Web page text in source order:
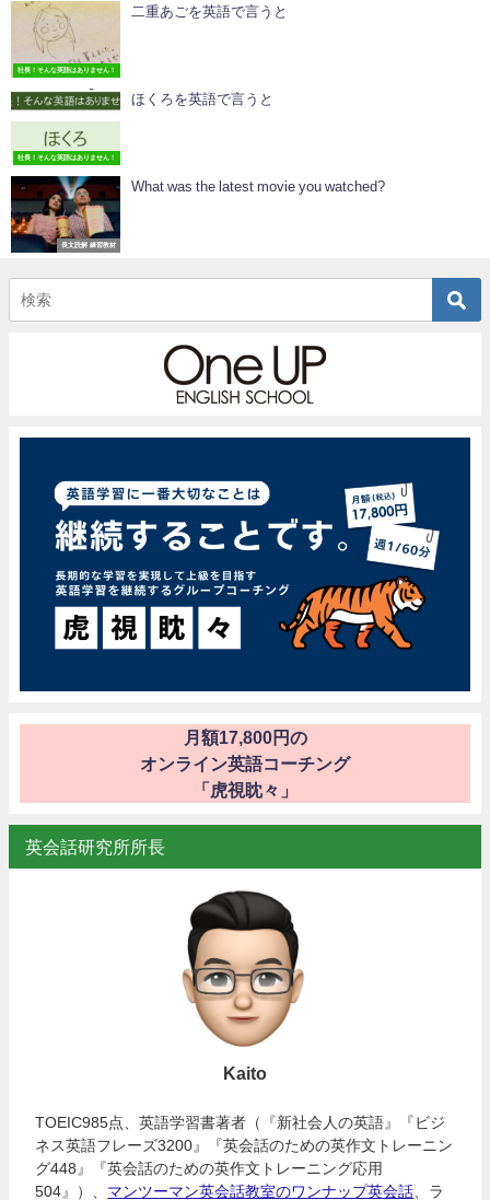
社長！そんな英語はありません！
二重あごを英語で言うと
社長！そんな英語はありません！
ほくろを英語で言うと
長文読解 練習教材
What was the latest movie you watched?
月額17,800円の
オンライン英語コーチング
「虎視眈々」
英会話研究所所長
Kaito
TOEIC985点、英語学習書著者（『新社会人の英語』『ビジ
ネス英語フレーズ3200』『英会話のための英作文トレーニン
グ448』『英会話のための英作文トレーニング応用
504』）、 マンツーマン英会話教室のワンナップ英会話 、ラ